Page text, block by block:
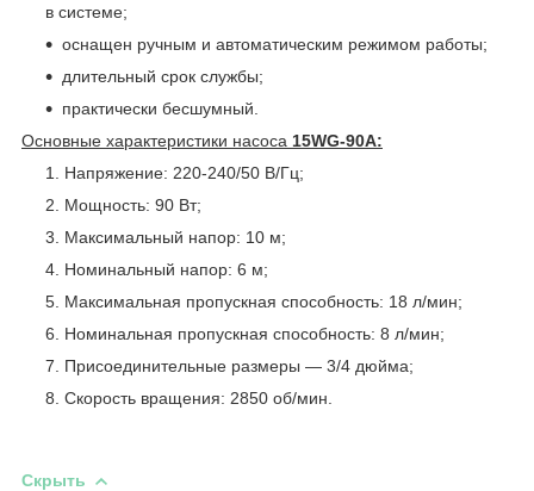
в системе;
оснащен ручным и автоматическим режимом работы;
длительный срок службы;
практически бесшумный.
Основные характеристики насоса 15WG-90A:
Напряжение: 220-240/50 В/Гц;
Мощность: 90 Вт;
Максимальный напор: 10 м;
Номинальный напор: 6 м;
Максимальная пропускная способность: 18 л/мин;
Номинальная пропускная способность: 8 л/мин;
Присоединительные размеры ― 3/4 дюйма;
Скорость вращения: 2850 об/мин.
Скрыть